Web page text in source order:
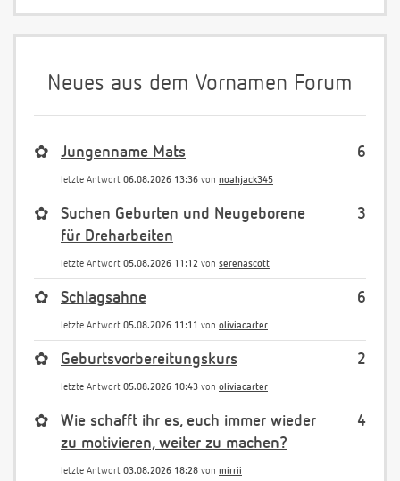
Neues aus dem Vornamen Forum
6
✿ Jungenname Mats
letzte Antwort 06.08.2026 13:36 von noahjack345
3
✿
Suchen Geburten und Neugeborene
für Dreharbeiten
letzte Antwort 05.08.2026 11:12 von serenascott
6
✿ Schlagsahne
letzte Antwort 05.08.2026 11:11 von oliviacarter
2
✿ Geburtsvorbereitungskurs
letzte Antwort 05.08.2026 10:43 von oliviacarter
4
✿
Wie schafft ihr es, euch immer wieder
zu motivieren, weiter zu machen?
letzte Antwort 03.08.2026 18:28 von mirrii